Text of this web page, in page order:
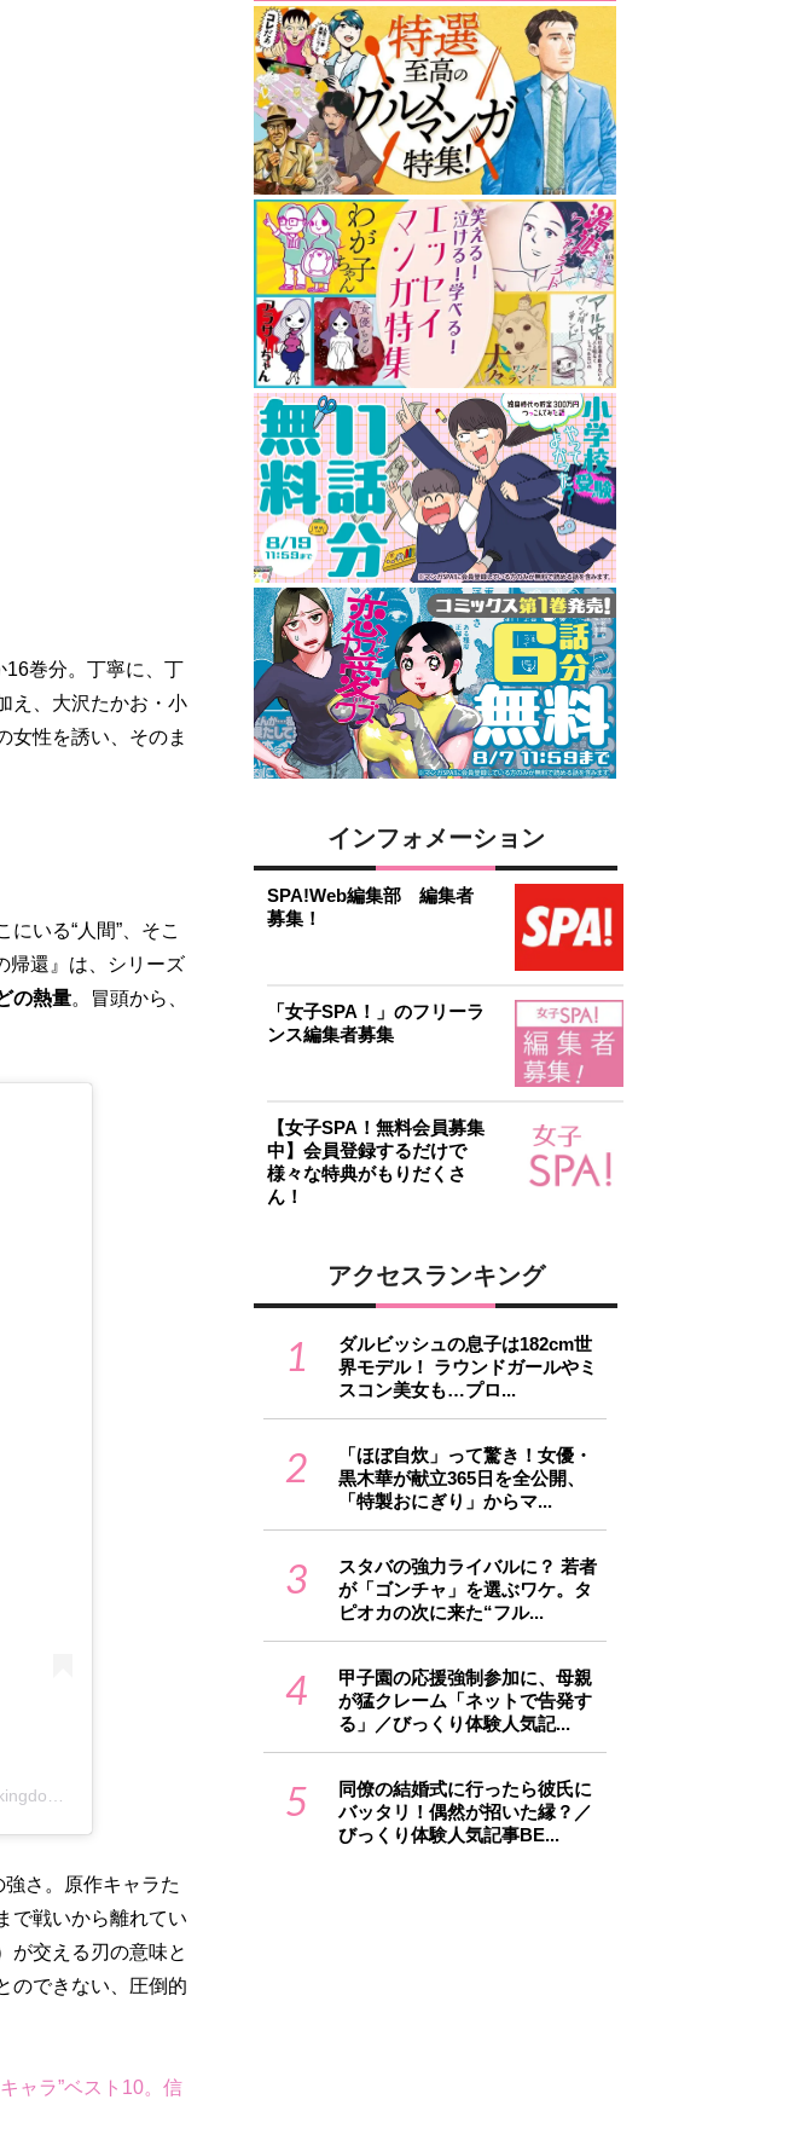
16巻分。丁寧に、丁
え、大沢たかお・小
女性を誘い、そのま
いる“人間”、そこ
帰還』は、シリーズ
の熱量。冒頭から、
さ。原作キャラた
で戦いから離れてい
が交える刃の意味と
のできない、圧倒的
ャラ”ベスト10。信
インフォメーション
SPA!Web編集部 編集者
募集！
「女子SPA！」のフリーラ
ンス編集者募集
【女子SPA！無料会員募集
中】会員登録するだけで
様々な特典がもりだくさ
ん！
アクセスランキング
1
ダルビッシュの息子は182cm世
界モデル！ ラウンドガールやミ
スコン美女も…プロ...
2
「ほぼ自炊」って驚き！女優・
黒木華が献立365日を全公開、
「特製おにぎり」からマ...
3
スタバの強力ライバルに？ 若者
が「ゴンチャ」を選ぶワケ。タ
ピオカの次に来た“フル...
4
甲子園の応援強制参加に、母親
が猛クレーム「ネットで告発す
る」／びっくり体験人気記...
5
同僚の結婚式に行ったら彼氏に
バッタリ！偶然が招いた縁？／
びっくり体験人気記事BE...